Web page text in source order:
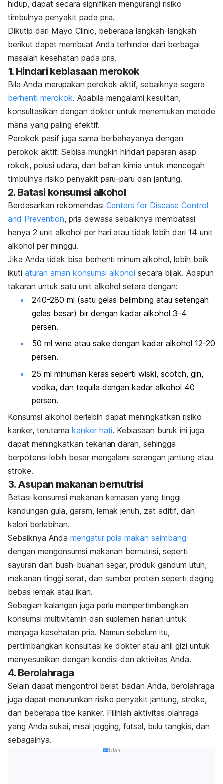
hidup, dapat secara signifikan mengurangi risiko
timbulnya penyakit pada pria.
Dikutip dari Mayo Clinic, beberapa langkah-langkah
berikut dapat membuat Anda terhindar dari berbagai
masalah kesehatan pada pria.
1. Hindari kebiasaan merokok
Bila Anda merupakan perokok aktif, sebaiknya segera
berhenti merokok. Apabila mengalami kesulitan,
konsultasikan dengan dokter untuk menentukan metode
mana yang paling efektif.
Perokok pasif juga sama berbahayanya dengan
perokok aktif. Sebisa mungkin hindari paparan asap
rokok, polusi udara, dan bahan kimia untuk mencegah
timbulnya risiko penyakit paru-paru dan jantung.
2. Batasi konsumsi alkohol
Berdasarkan rekomendasi Centers for Disease Control
and Prevention, pria dewasa sebaiknya membatasi
hanya 2 unit alkohol per hari atau tidak lebih dari 14 unit
alkohol per minggu.
Jika Anda tidak bisa berhenti minum alkohol, lebih baik
ikuti aturan aman konsumsi alkohol secara bijak. Adapun
takaran untuk satu unit alkohol setara dengan:
240-280 ml (satu gelas belimbing atau setengah
gelas besar) bir dengan kadar alkohol 3-4
persen.
50 ml wine atau sake dengan kadar alkohol 12-20
persen.
25 ml minuman keras seperti wiski, scotch, gin,
vodka, dan tequila dengan kadar alkohol 40
persen.
Konsumsi alkohol berlebih dapat meningkatkan risiko
kanker, terutama kanker hati. Kebiasaan buruk ini juga
dapat meningkatkan tekanan darah, sehingga
berpotensi lebih besar mengalami serangan jantung atau
stroke.
3. Asupan makanan bernutrisi
Batasi konsumsi makanan kemasan yang tinggi
kandungan gula, garam, lemak jenuh, zat aditif, dan
kalori berlebihan.
Sebaiknya Anda mengatur pola makan seimbang
dengan mengonsumsi makanan bernutrisi, seperti
sayuran dan buah-buahan segar, produk gandum utuh,
makanan tinggi serat, dan sumber protein seperti daging
bebas lemak atau ikan.
Sebagian kalangan juga perlu mempertimbangkan
konsumsi multivitamin dan suplemen harian untuk
menjaga kesehatan pria. Namun sebelum itu,
pertimbangkan konsultasi ke dokter atau ahli gizi untuk
menyesuaikan dengan kondisi dan aktivitas Anda.
4. Berolahraga
Selain dapat mengontrol berat badan Anda, berolahraga
juga dapat menurunkan risiko penyakit jantung, stroke,
dan beberapa tipe kanker. Pilihlah aktivitas olahraga
yang Anda sukai, misal jogging, futsal, bulu tangkis, dan
sebagainya.
Iklan